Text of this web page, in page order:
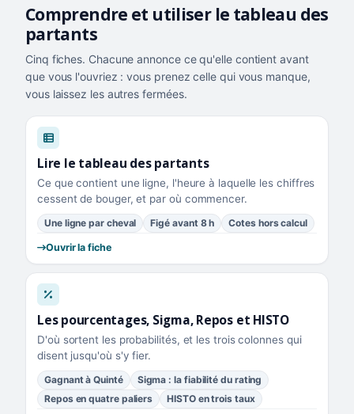
Comprendre et utiliser le tableau des
partants
Cinq fiches. Chacune annonce ce qu'elle contient avant
que vous l'ouvriez : vous prenez celle qui vous manque,
vous laissez les autres fermées.
Lire le tableau des partants
Ce que contient une ligne, l'heure à laquelle les chiffres
cessent de bouger, et par où commencer.
Une ligne par cheval Figé avant 8 h Cotes hors calcul
Ouvrir la fiche
Les pourcentages, Sigma, Repos et HISTO
D'où sortent les probabilités, et les trois colonnes qui
disent jusqu'où s'y fier.
Gagnant à Quinté
Sigma : la fiabilité du rating
Repos en quatre paliers
HISTO en trois taux